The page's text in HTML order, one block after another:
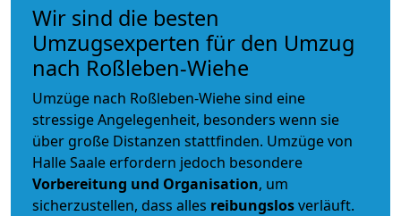
Wir sind die besten
Umzugsexperten für den Umzug
nach Roßleben-Wiehe
Umzüge nach Roßleben-Wiehe sind eine
stressige Angelegenheit, besonders wenn sie
über große Distanzen stattfinden. Umzüge von
Halle Saale erfordern jedoch besondere
Vorbereitung und Organisation, um
sicherzustellen, dass alles reibungslosverläuft.